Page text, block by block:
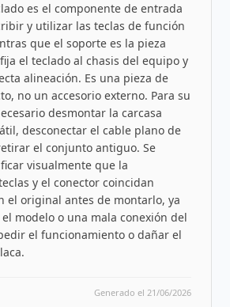
es el componente de entrada
y utilizar las teclas de función
que el soporte es la pieza
el teclado al chasis del equipo y
alineación. Es una pieza de
no un accesorio externo. Para su
desmontar la carcasa
desconectar el cable plano de
el conjunto antiguo. Se
visualmente que la
y el conector coincidan
el original antes de montarlo, ya
modelo o una mala conexión del
el funcionamiento o dañar el
Generado el 21/06/2026